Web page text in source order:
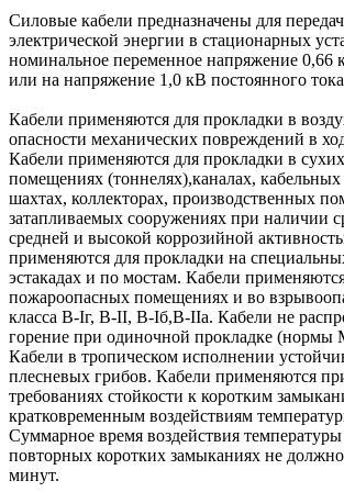
Силовые кабели предназначены для
электрической энергии в стационарных
номинальное переменное напряжение 0,66
или на напряжение 1,0 кВ постоянного
Кабели применяются для прокладки в
опасности механических повреждений в
Кабели применяются для прокладки в
помещениях (тоннелях),каналах, кабельных
шахтах, коллекторах, производственных
затапливаемых сооружениях при наличии
средней и высокой коррозийной
применяются для прокладки на
эстакадах и по мостам. Кабели
пожароопасных помещениях и во
класса В-Iг, В-II, В-Iб,В-IIа. Кабели не
горение при одиночной прокладке
Кабели в тропическом исполнении
плесневых грибов. Кабели применяются
требованиях стойкости к коротким
кратковременным воздействиям
Суммарное время воздействия
повторных коротких замыканиях не
минут.